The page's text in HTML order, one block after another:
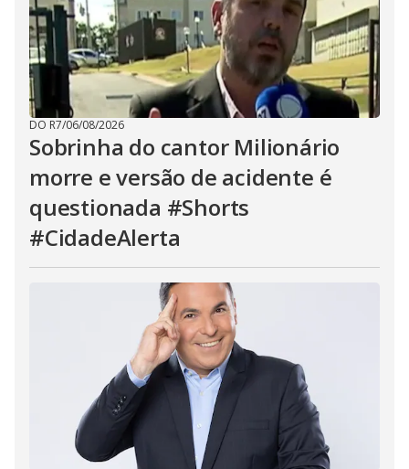
DO R7/06/08/2026
Sobrinha do cantor Milionário
morre e versão de acidente é
questionada #Shorts
#CidadeAlerta